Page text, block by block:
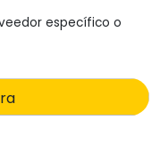
específico o